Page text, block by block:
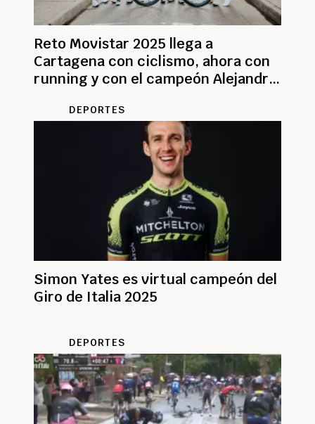
Reto Movistar 2025 llega a
Cartagena con ciclismo, ahora con
running y con el campeón Alejandro
DEPORTES
Simon Yates es virtual campeón del
Giro de Italia 2025
DEPORTES